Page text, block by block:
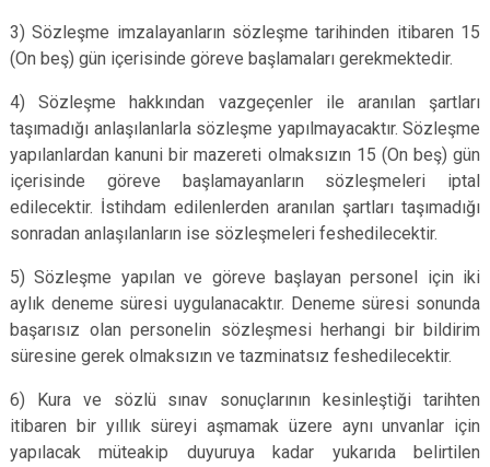
3) Sözleşme imzalayanların sözleşme tarihinden itibaren 15
(On beş) gün içerisinde göreve başlamaları gerekmektedir.
4) Sözleşme hakkından vazgeçenler ile aranılan şartları
taşımadığı anlaşılanlarla sözleşme yapılmayacaktır. Sözleşme
yapılanlardan kanuni bir mazereti olmaksızın 15 (On beş) gün
içerisinde göreve başlamayanların sözleşmeleri iptal
edilecektir. İstihdam edilenlerden aranılan şartları taşımadığı
sonradan anlaşılanların ise sözleşmeleri feshedilecektir.
5) Sözleşme yapılan ve göreve başlayan personel için iki
aylık deneme süresi uygulanacaktır. Deneme süresi sonunda
başarısız olan personelin sözleşmesi herhangi bir bildirim
süresine gerek olmaksızın ve tazminatsız feshedilecektir.
6) Kura ve sözlü sınav sonuçlarının kesinleştiği tarihten
itibaren bir yıllık süreyi aşmamak üzere aynı unvanlar için
yapılacak müteakip duyuruya kadar yukarıda belirtilen